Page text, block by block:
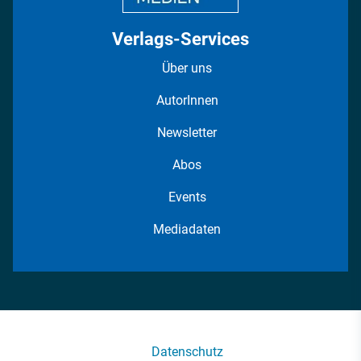
Verlags-Services
Über uns
AutorInnen
Newsletter
Abos
Events
Mediadaten
Datenschutz